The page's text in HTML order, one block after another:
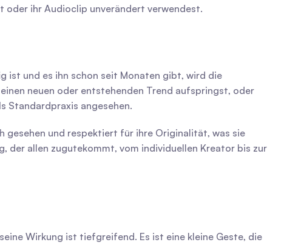
oder ihr Audioclip unverändert verwendest.
ist und es ihn schon seit Monaten gibt, wird die
neuen oder entstehenden Trend aufspringst, oder
Standardpraxis angesehen.
gesehen und respektiert für ihre Originalität, was sie
der allen zugutekommt, vom individuellen Kreator bis zur
Wirkung ist tiefgreifend. Es ist eine kleine Geste, die